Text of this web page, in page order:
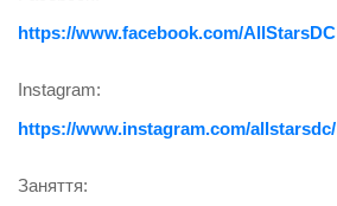
https://www.facebook.com/AllStarsDC
Instagram:
https://www.instagram.com/allstarsdc/
Заняття: